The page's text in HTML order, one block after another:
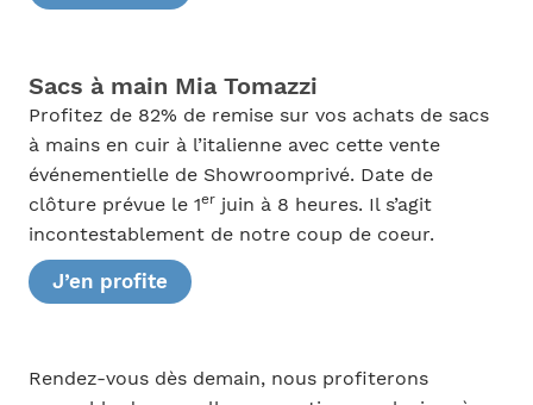
Sacs à main Mia Tomazzi
Profitez de 82% de remise sur vos achats de sacs
à mains en cuir à l’italienne avec cette vente
événementielle de Showroomprivé. Date de
clôture prévue le 1erjuin à 8 heures. Il s’agit
incontestablement de notre coup de coeur.
J’en profite
Rendez-vous dès demain, nous profiterons